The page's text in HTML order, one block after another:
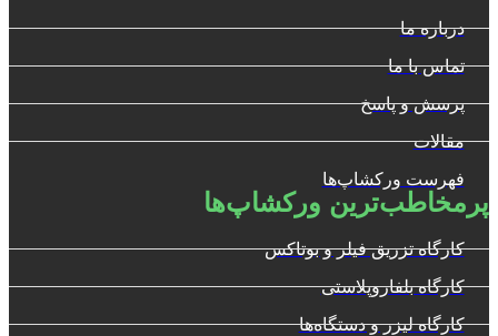
درباره ما
تماس با ما
پرسش و پاسخ
مقالات
فهرست ورکشاپ‌ها
پرمخاطب‌ترین ورکشاپ‌ها
کارگاه تزریق فیلر و بوتاکس
کارگاه بلفاروپلاستی
کارگاه لیزر و دستگاه‌ها